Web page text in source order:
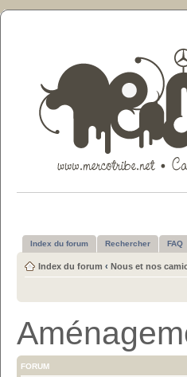
Index du forum Rechercher FAQ
Index du forum ‹ Nous et nos
FORUM